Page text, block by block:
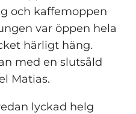
och kaffemoppen
var öppen hela
härligt häng.
med en slutsåld
Matias.
lyckad helg